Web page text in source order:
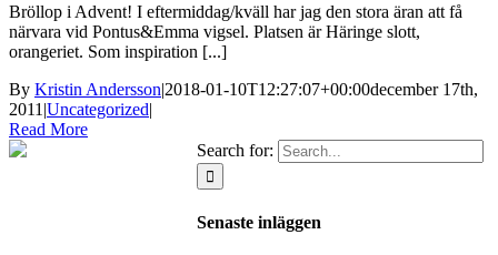
Bröllop i Advent! I eftermiddag/kväll har jag den stora äran att få
närvara vid Pontus&Emma vigsel. Platsen är Häringe slott,
orangeriet. Som inspiration [...]
By Kristin Andersson|2018-01-10T12:27:07+00:00december 17th,
2011 |Uncategorized|
Read More
Search for:
Senaste inläggen